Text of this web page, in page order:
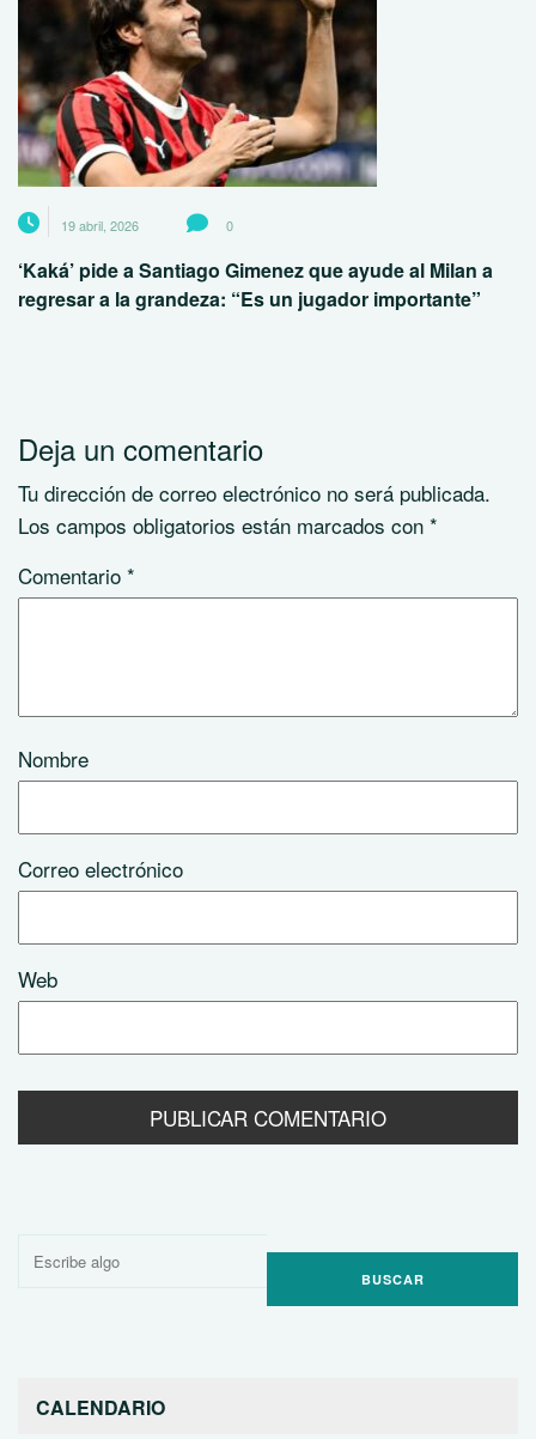
19 abril, 2026 0
‘Kaká’ pide a Santiago Gimenez que ayude al Milan a
regresar a la grandeza: “Es un jugador importante”
Deja un comentario
Tu dirección de correo electrónico no será publicada.
Los campos obligatorios están marcados con *
Comentario *
Nombre
Correo electrónico
Web
Buscar
CALENDARIO